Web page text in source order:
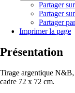
Partager
Partager
Partager
Imprimer la page
Présentation
Tirage argentique
cadre 72 x 72 cm.